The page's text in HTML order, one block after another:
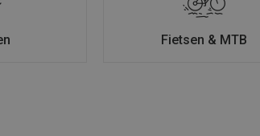
Fietsen & MTB